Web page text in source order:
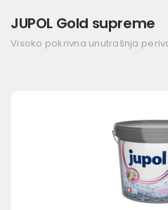
JUPOL Gold supreme
Visoko pokrivna unutrašnja